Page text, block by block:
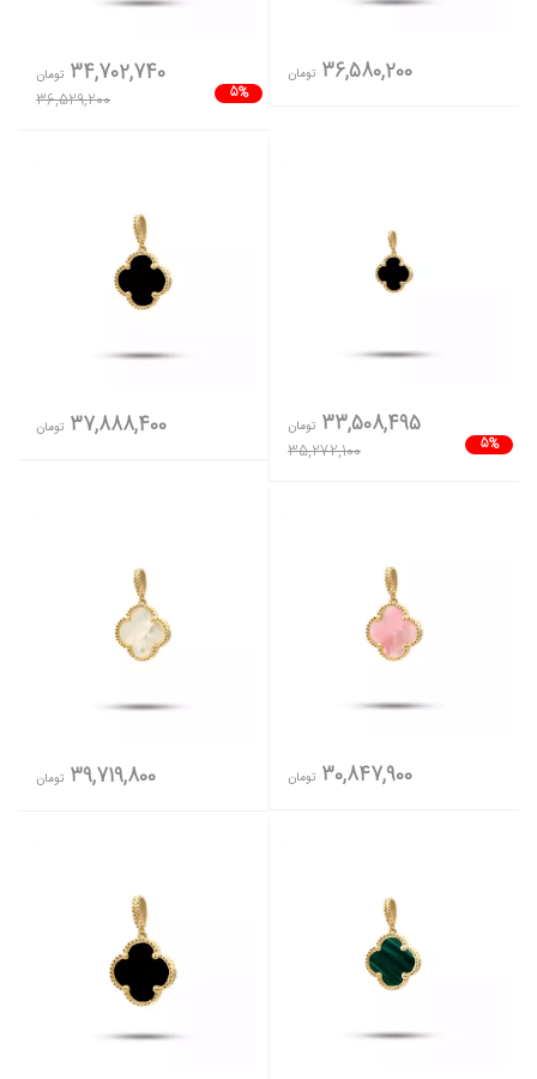
36,580,200 تومان
5%
34,702,740 تومان
36,529,200
5%
33,508,495 تومان
35,272,100
37,888,400 تومان
30,847,900 تومان 39,719,800 تومان